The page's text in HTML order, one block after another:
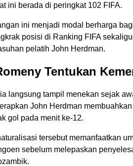
ini berada di peringkat 102 FIFA.
ini menjadi modal berharga
posisi di Ranking FIFA
pelatih John Herdman.
Tentukan
langsung tampil menekan sejak
John Herdman
gol pada menit ke-12.
tersebut memanfaatkan
sebelum melepaskan